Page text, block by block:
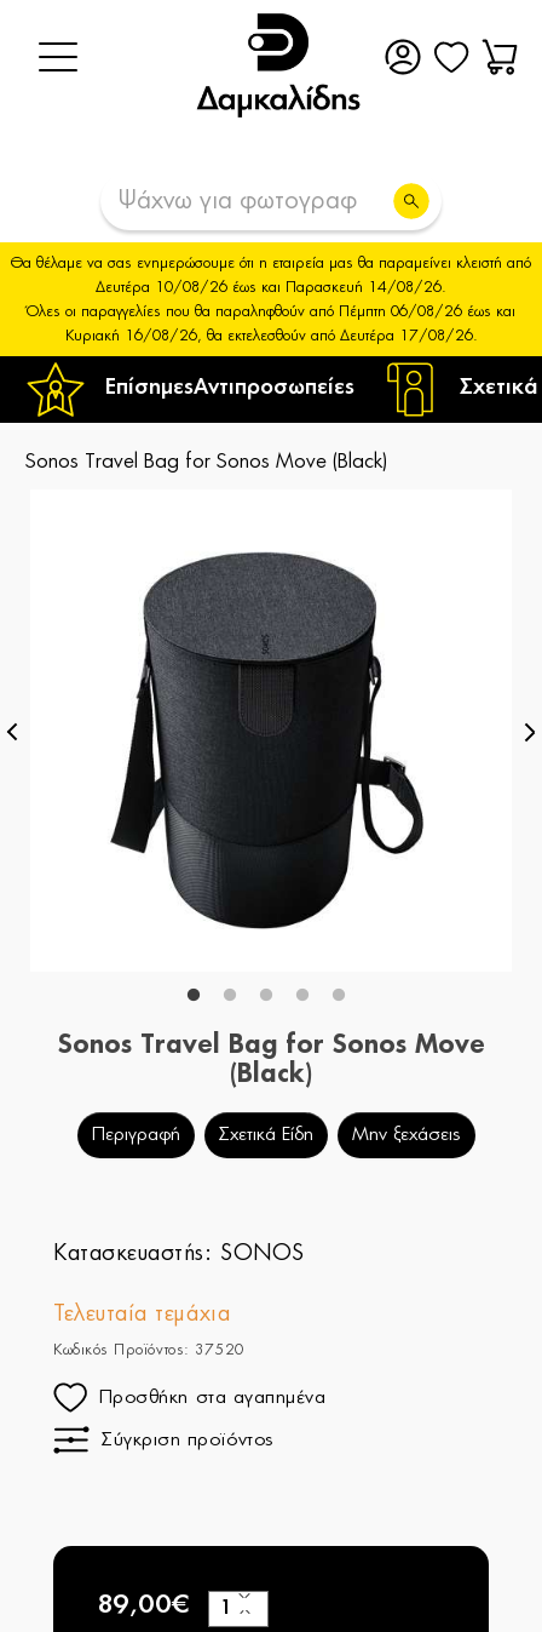
ΕπίσημεςΑντιπροσωπείες
Θα θέλαμε να σας ενημερώσουμε ότι η εταιρεία μας θα παραμείνει κλειστή από
Δευτέρα 10/08/26 έως και Παρασκευή 14/08/26.
Όλες οι παραγγελίες που θα παραληφθούν από Πέμπτη 06/08/26 έως και
Κυριακή 16/08/26, θα εκτελεσθούν από Δευτέρα 17/08/26.
Sonos Travel Bag for Sonos Move (Black)
Sonos Travel Bag for Sonos Move
(Black)
Περιγραφή Σχετικά Είδη Μην ξεχάσεις
Κατασκευαστής: SONOS
Τελευταία τεμάχια
Κωδικός Προϊόντος: 37520
Προσθήκη στα αγαπημένα
Σύγκριση προϊόντος
89,00€
−
+